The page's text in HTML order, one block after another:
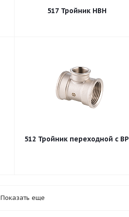
517 Тройник НВН
512 Тройник переходной с ВР
Показать еще